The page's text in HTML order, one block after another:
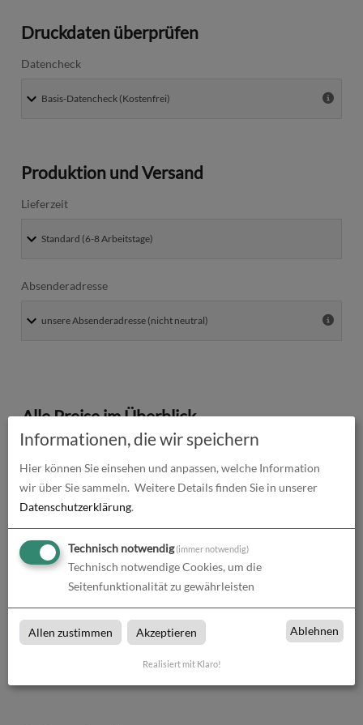
Druckdaten überprüfen
Datencheck
Produktion und Versand
Lieferzeit
Absenderadresse
Alle Preise im Überblick
Druckdaten überprüfen 0,00€
Produktion und Versand 0,00€
Produktions- und Lieferzeit
zzgl. 19% MwSt. 30,59€
Informationen, die wir speichern
Hier können Sie einsehen und anpassen, welche Information
wir über Sie sammeln. Weitere Details finden Sie in unserer
Datenschutzerklärung.
Technisch notwendig(immer notwendig)
Technisch notwendige Cookies, um die
Seitenfunktionalität zu gewährleisten
Allen zustimmen Akzeptieren Ablehnen
Realisiert mit Klaro!